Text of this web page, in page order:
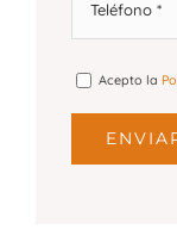
Acepto la